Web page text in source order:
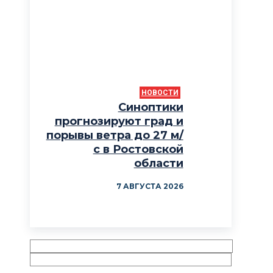
НОВОСТИ
Синоптики
прогнозируют град и
порывы ветра до 27 м/
с в Ростовской
области
7 АВГУСТА 2026